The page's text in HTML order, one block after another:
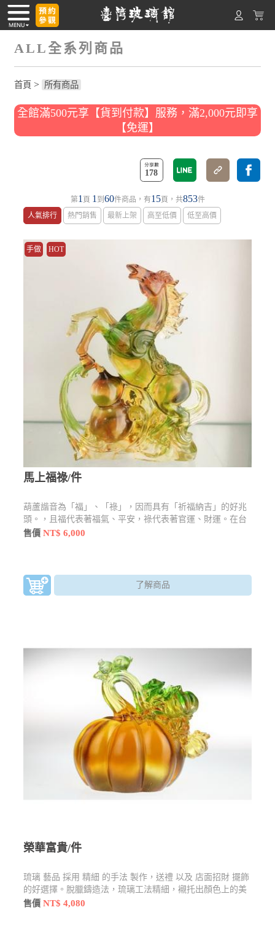
ALL全系列商品
首頁 > 所有商品
全館滿500元享【貨到付款】服務，滿2,000元即享
【免運】
178
第1 頁 1 到 60件商品，有15頁，共853件
人氣排行
熱門銷售 最新上架 高至低價 低至高價
手做 HOT
馬上福祿/件
葫蘆諧音為「福」、「祿」，因而具有「祈福納吉」的好兆
頭。，且福代表著福氣、平安，祿代表著官運、財運。在台
灣的鄉間則流傳一句諺語：「厝內一粒瓠(葫蘆)，家內才會
售價NT$ 6,000
了解商品
榮華富貴/件
琉璃 藝品 採用 精細 的手法 製作，送禮 以及 店面招財 擺飾
的好選擇。脫臘鑄造法，琉璃工法精細，襯托出顏色上的美
感
售價NT$ 4,080